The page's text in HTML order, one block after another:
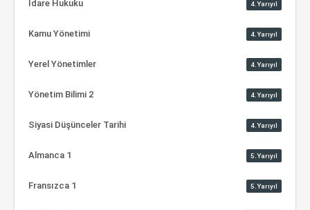
İdare Hukuku 4.Yarıyıl
Kamu Yönetimi 4.Yarıyıl
Yerel Yönetimler 4.Yarıyıl
Yönetim Bilimi 2 4.Yarıyıl
Siyasi Düşünceler Tarihi 4.Yarıyıl
Almanca 1 5.Yarıyıl
Fransızca 1 5.Yarıyıl